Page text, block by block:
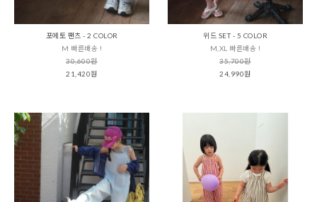
포에토 팬츠 - 2 COLOR
M 빠른배송 !
30,600원
21,420원
위드 SET - 5 COLOR
M,XL 빠른배송 !
35,700원
24,990원